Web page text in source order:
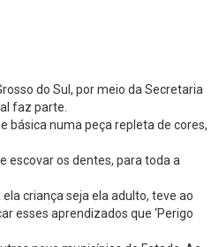
do Sul, por meio da Secretaria
faz parte.
básica numa peça repleta de cores,
escovar os dentes, para toda a
criança seja ela adulto, teve ao
esses aprendizados que ‘Perigo